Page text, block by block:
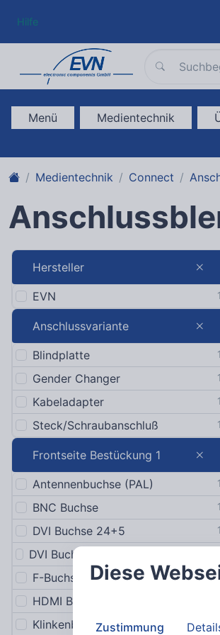
Hilfe
Menü Medientechnik
Medientechnik Connect
Hersteller
EVN 1
Anschlussvariante
Blindplatte 1
Gender Changer 1
Kabeladapter 1
Steck/Schraubanschluß 1
Frontseite Bestückung 1
Antennenbuchse (PAL) 1
BNC Buchse 1
DVI Buchse 24+5 1
F-Buchse
HDMI Buchse Typ A mit LOK
Klinkenbuchse 3,5mm Stereo
Diese
Zustimmung